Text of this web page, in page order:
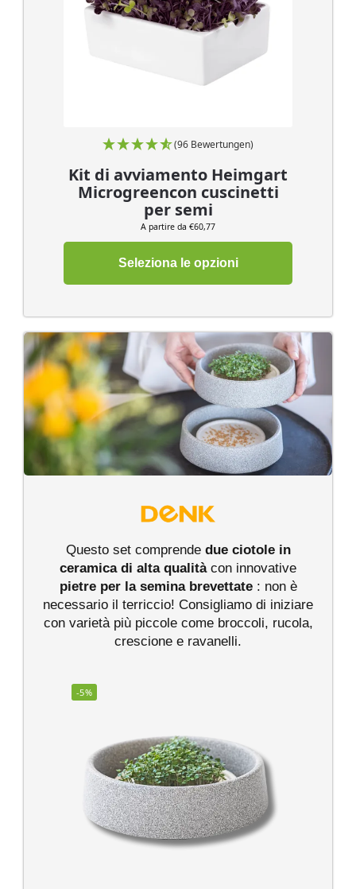
(96 Bewertungen)
Kit di avviamento Heimgart
Microgreencon cuscinetti
per semi
A partire da €60,77
Seleziona le opzioni
Questo set comprende due ciotole in
ceramica di alta qualitàcon innovative
pietre per la semina brevettate: non è
necessario il terriccio! Consigliamo di iniziare
con varietà più piccole come broccoli, rucola,
crescione e ravanelli.
-5%